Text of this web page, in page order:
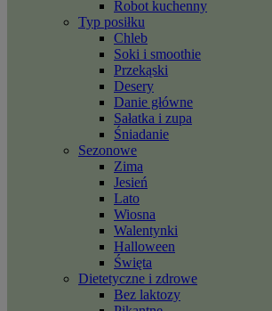
Robot kuchenny
Typ posiłku
Chleb
Soki i smoothie
Przekąski
Desery
Danie główne
Sałatka i zupa
Śniadanie
Sezonowe
Zima
Jesień
Lato
Wiosna
Walentynki
Halloween
Święta
Dietetyczne i zdrowe
Bez laktozy